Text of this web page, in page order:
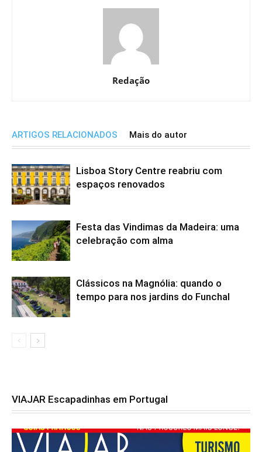
Redação
ARTIGOS RELACIONADOS Mais do autor
Lisboa Story Centre reabriu com
espaços renovados
Festa das Vindimas da Madeira: uma
celebração com alma
Clássicos na Magnólia: quando o
tempo para nos jardins do Funchal
VIAJAR Escapadinhas em Portugal